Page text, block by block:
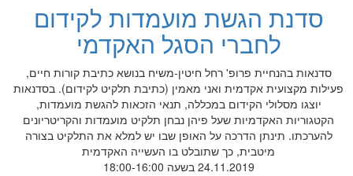
סדנת הגשת מועמדות לקידום
לחברי הסגל האקדמי
סדנאות בהנחיית פרופ' רחל חיטין-משיח בנושא כתיבת קורות חיים,
פעילות מקצועית אקדמית ואני מאמין (כתיבת תלקיט לקידום). בסדנאות
יוצגו מסלולי הקידום במכללה, תנאי הזכאות להגשת מועמדות,
הקטגוריות האקדמיות שעל פיהן נבחן תלקיט מועמדות והקריטריונים
להערכתו. תינתן הדרכה על האופן שבו יש למלא את התלקיט בצורה
מיטבית, כך שתובלט בו העשייה האקדמית
24.11.2019 בשעה 18:00-16:00